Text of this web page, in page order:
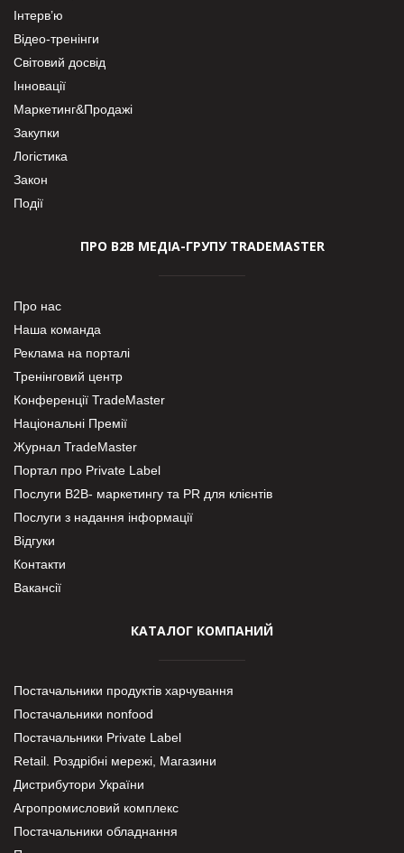
Інтерв’ю
Відео-тренінги
Світовий досвід
Інновації
Маркетинг&Продажі
Закупки
Логістика
Закон
Події
ПРО В2В МЕДІА-ГРУПУ TRADEMASTER
Про нас
Наша команда
Реклама на порталі
Тренінговий центр
Конференції TradeMaster
Національні Премії
Журнал TradeMaster
Портал про Private Label
Послуги В2В- маркетингу та PR для клієнтів
Послуги з надання інформації
Відгуки
Контакти
Вакансії
КАТАЛОГ КОМПАНИЙ
Постачальники продуктів харчування
Постачальники nonfood
Постачальники Private Label
Retail. Роздрібні мережі, Магазини
Дистрибутори України
Агропромисловий комплекс
Постачальники обладнання